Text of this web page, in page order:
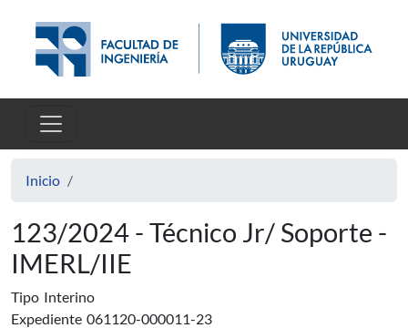
Inicio
123/2024 - Técnico Jr/ Soporte -
IMERL/IIE
Tipo Interino
Expediente 061120-000011-23